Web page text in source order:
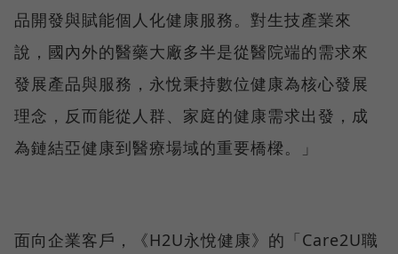
品開發與賦能個人化健康服務。對生技產業來
說，國內外的醫藥大廠多半是從醫院端的需求來
發展產品與服務，永悅秉持數位健康為核心發展
理念，反而能從人群、家庭的健康需求出發，成
為鏈結亞健康到醫療場域的重要橋樑。」
面向企業客戶，《H2U永悅健康》的「Care2U職